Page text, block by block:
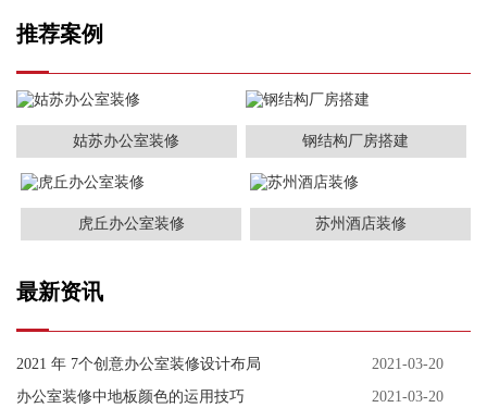
推荐案例
姑苏办公室装修 钢结构厂房搭建
虎丘办公室装修 苏州酒店装修
最新资讯
2021 年 7个创意办公室装修设计布局
2021-03-20
办公室装修中地板颜色的运用技巧
2021-03-20